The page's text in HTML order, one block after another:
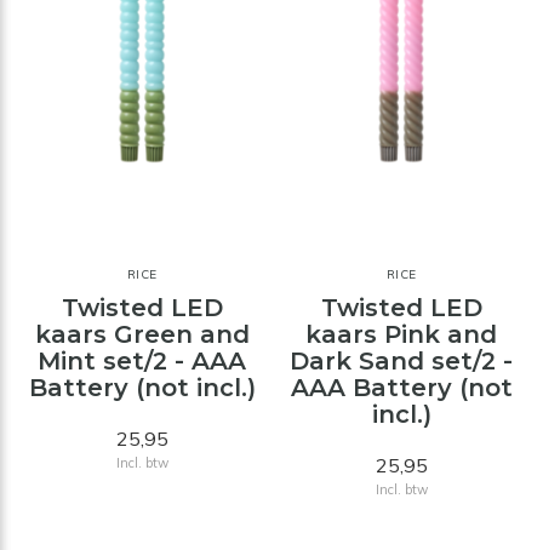
RICE
Twisted LED
kaars Green and
Mint set/2 - AAA
Battery (not incl.)
25,95
Incl. btw
RICE
Twisted LED
kaars Pink and
Dark Sand set/2 -
AAA Battery (not
incl.)
25,95
Incl. btw